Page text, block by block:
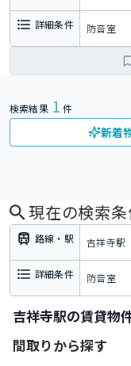
詳細条件 防音室
検索結果 1 件
新着
現在の検索
路線・駅 吉祥寺駅
詳細条件 防音室
吉祥寺駅の賃貸物
間取りから探す